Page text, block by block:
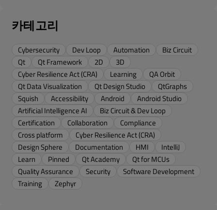
카테고리
Cybersecurity Dev Loop Automation
Biz Circuit
Qt
Qt Framework 2D
3D
Cyber Resilience Act (CRA)
Learning
QA Orbit
Qt Data Visualization
Qt Design Studio
QtGraphs
Squish
Accessibility Android
Android Studio
Artificial Intelligence AI
Biz Circuit & Dev Loop
Certification
Collaboration
Compliance
Cross platform
Cyber Resilience Act (CRA)
Design Sphere
Documentation HMI
IntelliJ
Learn
Pinned Qt Academy
Qt for MCUs
Quality Assurance
Security
Software Development
Training
Zephyr